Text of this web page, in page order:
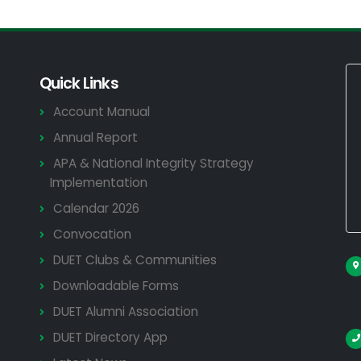
Quick Links
Account Manual
Annual Report
APA & National Integrity Strategy
Implementation
Calendar 2026
Convocation
DUET Clubs & Communities
Downloadable Forms
DUET Alumni Association
DUET Directory App